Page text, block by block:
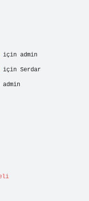
için admin
için Serdar
admin